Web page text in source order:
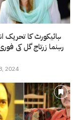
ہائیکورٹ کا تحریک
رہنما زرتاج گل کی
2024